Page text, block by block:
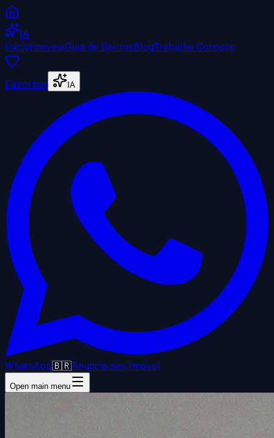
IA
InícioImóveisGuia de BairrosBlogTrabalhe Conosco
Favoritos IA
WhatsApp🇧🇷Anuncie seu Imóvel
Open main menu